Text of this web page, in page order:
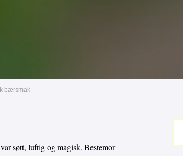
bærsmak
søtt, luftig og magisk. Bestemor